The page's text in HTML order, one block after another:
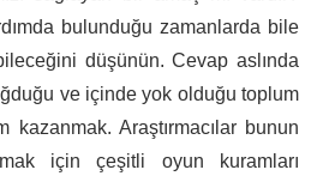
bulunduğu zamanlarda bile
düşünün. Cevap aslında
ve içinde yok olduğu toplum
kazanmak. Araştırmacılar bunun
için çeşitli oyun kuramları